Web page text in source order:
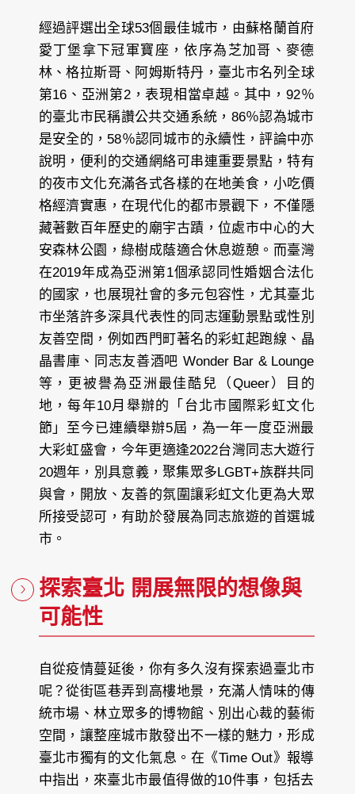
經過評選出全球53個最佳城市，由蘇格蘭首府
愛丁堡拿下冠軍寶座，依序為芝加哥、麥德
林、格拉斯哥、阿姆斯特丹，臺北市名列全球
第16、亞洲第2，表現相當卓越。其中，92％
的臺北市民稱讚公共交通系統，86％認為城市
是安全的，58％認同城市的永續性，評論中亦
說明，便利的交通網絡可串連重要景點，特有
的夜市文化充滿各式各樣的在地美食，小吃價
格經濟實惠，在現代化的都市景觀下，不僅隱
藏著數百年歷史的廟宇古蹟，位處市中心的大
安森林公園，綠樹成蔭適合休息遊憩。而臺灣
在2019年成為亞洲第1個承認同性婚姻合法化
的國家，也展現社會的多元包容性，尤其臺北
市坐落許多深具代表性的同志運動景點或性別
友善空間，例如西門町著名的彩虹起跑線、晶
晶書庫、同志友善酒吧 Wonder Bar & Lounge
等，更被譽為亞洲最佳酷兒（Queer）目的
地，每年10月舉辦的「台北市國際彩虹文化
節」至今已連續舉辦5屆，為一年一度亞洲最
大彩虹盛會，今年更適逢2022台灣同志大遊行
20週年，別具意義，聚集眾多LGBT+族群共同
與會，開放、友善的氛圍讓彩虹文化更為大眾
所接受認可，有助於發展為同志旅遊的首選城
市。
探索臺北 開展無限的想像與
可能性
自從疫情蔓延後，你有多久沒有探索過臺北市
呢？從街區巷弄到高樓地景，充滿人情味的傳
統市場、林立眾多的博物館、別出心裁的藝術
空間，讓整座城市散發出不一樣的魅力，形成
臺北市獨有的文化氣息。在《Time Out》報導
中指出，來臺北市最值得做的10件事，包括去